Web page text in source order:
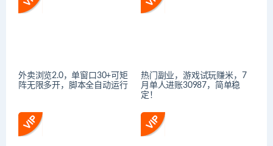
外卖浏览2.0，单窗口30+可矩
阵无限多开，脚本全自动运行
热门副业，游戏试玩赚米，7
月单人进账30987，简单稳
定！